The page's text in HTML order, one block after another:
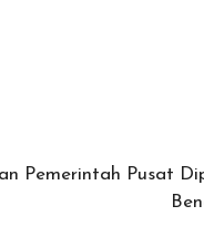
Pemerintah Pusat